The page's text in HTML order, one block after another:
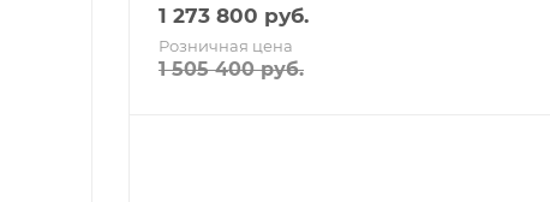
1 273 800 руб.
Розничная цена
1 505 400руб.